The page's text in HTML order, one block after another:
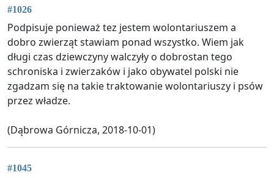
#1026
Podpisuje ponieważ tez jestem wolontariuszem a
dobro zwierząt stawiam ponad wszystko. Wiem jak
długi czas dziewczyny walczyły o dobrostan tego
schroniska i zwierzaków i jako obywatel polski nie
zgadzam się na takie traktowanie wolontariuszy i psów
przez władze.
(Dąbrowa Górnicza, 2018-10-01)
#1045